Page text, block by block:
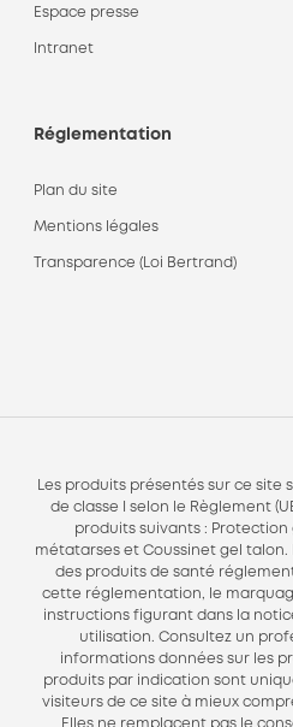
Espace presse
Intranet
Réglementation
Plan du site
Mentions légales
Transparence (Loi Bertrand)
Les produits présentés sur ce site
de classe I selon le Règlement
produits suivants : Protection
métatarses et Coussinet gel talon.
des produits de santé
cette réglementation, le
instructions figurant dans la
utilisation. Consultez un
informations données sur les
produits par indication sont
visiteurs de ce site à mieux
Elles ne remplacent pas le